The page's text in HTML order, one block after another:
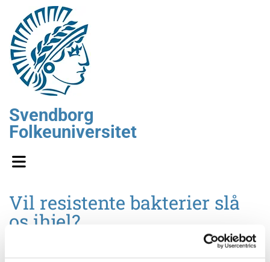
Svendborg
Folkeuniversitet
Vil resistente bakterier slå
os ihjel?